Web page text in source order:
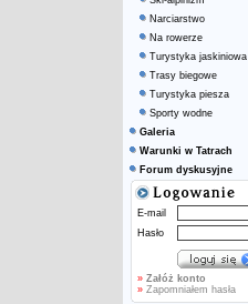
Narciarstwo
Na rowerze
Turystyka jaskiniowa
Trasy biegowe
Turystyka piesza
Sporty wodne
Galeria
Warunki w Tatrach
Forum dyskusyjne
E-mail
Hasło
» Załóż konto
»Zapomniałem hasła